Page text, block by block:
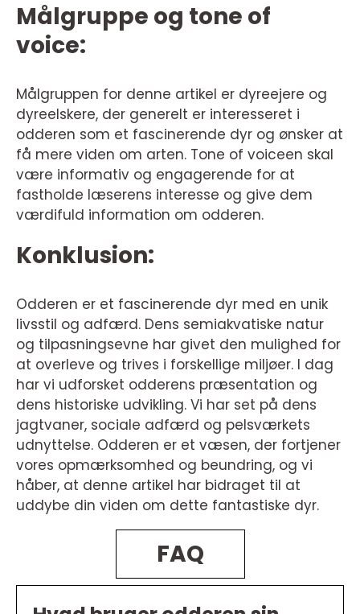
Målgruppe og tone of
voice:
Målgruppen for denne artikel er dyreejere og
dyreelskere, der generelt er interesseret i
odderen som et fascinerende dyr og ønsker at
få mere viden om arten. Tone of voiceen skal
være informativ og engagerende for at
fastholde læserens interesse og give dem
værdifuld information om odderen.
Konklusion:
Odderen er et fascinerende dyr med en unik
livsstil og adfærd. Dens semiakvatiske natur
og tilpasningsevne har givet den mulighed for
at overleve og trives i forskellige miljøer. I dag
har vi udforsket odderens præsentation og
dens historiske udvikling. Vi har set på dens
jagtvaner, sociale adfærd og pelsværkets
udnyttelse. Odderen er et væsen, der fortjener
vores opmærksomhed og beundring, og vi
håber, at denne artikel har bidraget til at
uddybe din viden om dette fantastiske dyr.
FAQ